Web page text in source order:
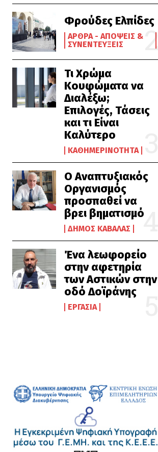
Φρούδες Ελπίδες
ΆΡΘΡΑ - ΑΠΌΨΕΙΣ &
ΣΥΝΕΝΤΕΎΞΕΙΣ
Τι Χρώμα
Κουφώματα να
Διαλέξω;
Επιλογές, Τάσεις
και τι Είναι
Καλύτερο
ΚΑΘΗΜΕΡΙΝΌΤΗΤΑ
Ο Αναπτυξιακός
Οργανισμός
προσπαθεί να
βρει βηματισμό
ΔΉΜΟΣ ΚΑΒΆΛΑΣ
Ένα λεωφορείο
στην αφετηρία
των Αστικών στην
οδό Δοϊράνης
ΕΡΓΑΣΊΑ